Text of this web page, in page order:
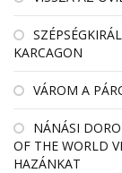
KARCAGON
VÁROM A
NÁNÁSI
OF THE WORLD
HAZÁNKAT